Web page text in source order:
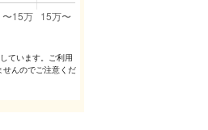
ています。ご利⽤
せんのでご注意くだ